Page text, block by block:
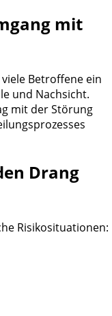
mit
Betroffene ein
und Nachsicht.
mit der Störung
Drang
Risikosituationen: